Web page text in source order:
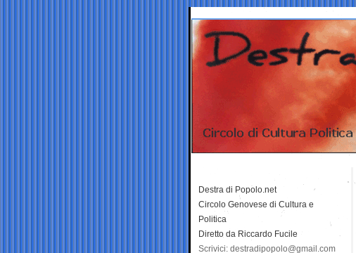
Destra di Popolo.net
Circolo Genovese di Cultura e
Politica
Diretto da Riccardo Fucile
Scrivici: destradipopolo@gmail.com